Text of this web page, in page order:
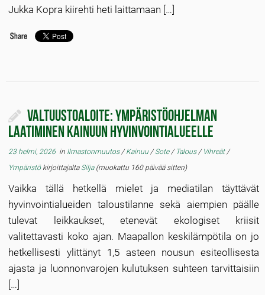
Jukka Kopra kiirehti heti laittamaan […]
Valtuustoaloite: Ympäristöohjelman
laatiminen Kainuun hyvinvointialueelle
23 helmi, 2026 in Ilmastonmuutos/Kainuu/Sote/ Talous/ Vihreät/
Ympäristö kirjoittajalta Silja(muokattu 160 päivää sitten)
Vaikka tällä hetkellä mielet ja mediatilan täyttävät
hyvinvointialueiden taloustilanne sekä aiempien päälle
tulevat leikkaukset, etenevät ekologiset kriisit
valitettavasti koko ajan. Maapallon keskilämpötila on jo
hetkellisesti ylittänyt 1,5 asteen nousun esiteollisesta
ajasta ja luonnonvarojen kulutuksen suhteen tarvittaisiin
[…]